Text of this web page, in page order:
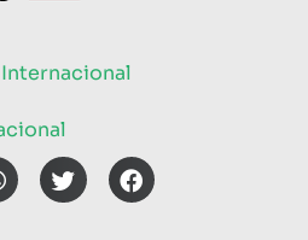
Internacional